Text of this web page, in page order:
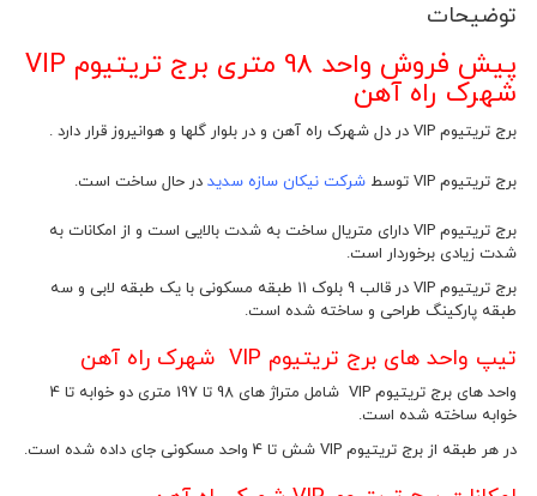
توضیحات
پیش فروش واحد 98 متری برج تریتیوم VIP
شهرک راه آهن
برج تریتیوم VIP در دل شهرک راه آهن و در بلوار گلها و هوانیروز قرار دارد .
برج تریتیوم VIP توسط شرکت نیکان سازه سدیددر حال ساخت است.
برج تریتیوم VIP دارای متریال ساخت به شدت بالایی است و از امکانات به
شدت زیادی برخوردار است.
برج تریتیوم VIP در قالب 9 بلوک 11 طبقه مسکونی با یک طبقه لابی و سه
طبقه پارکینگ طراحی و ساخته شده است.
تیپ واحد های برج تریتیوم VIP شهرک راه آهن
واحد های برج تریتیوم VIP شامل متراژ های 98 تا 197 متری دو خوابه تا 4
خوابه ساخته شده است.
در هر طبقه از برج تریتیوم VIP شش تا 4 واحد مسکونی جای داده شده است.